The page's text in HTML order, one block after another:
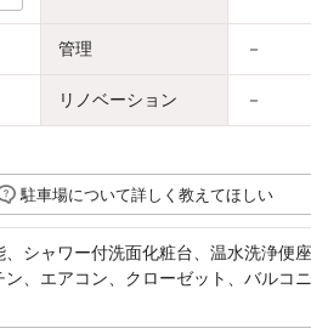
管理 －
リノベーション －
駐車場について詳しく教えてほしい
シャワー付洗面化粧台、温水洗浄便
、エアコン、クローゼット、バルコ